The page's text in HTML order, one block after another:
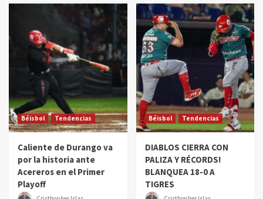
Béisbol Tendencias
Caliente de Durango va
por la historia ante
Acereros en el Primer
Playoff
Béisbol Tendencias
DIABLOS CIERRA CON
PALIZA Y RÉCORDS!
BLANQUEA 18-0 A
TIGRES